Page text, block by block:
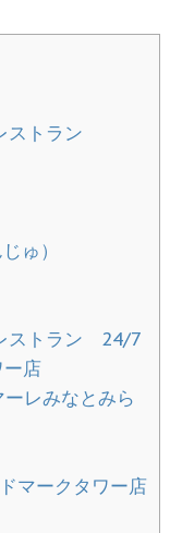
レストラン
ゅ）
ストラン 24/7
ー店
レみなとみら
マークタワー店